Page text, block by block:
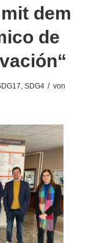
dem
de
,SDG4 / von